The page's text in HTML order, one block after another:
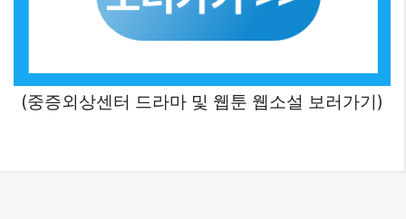
(중증외상센터 드라마 및 웹툰 웹소설 보러가기)